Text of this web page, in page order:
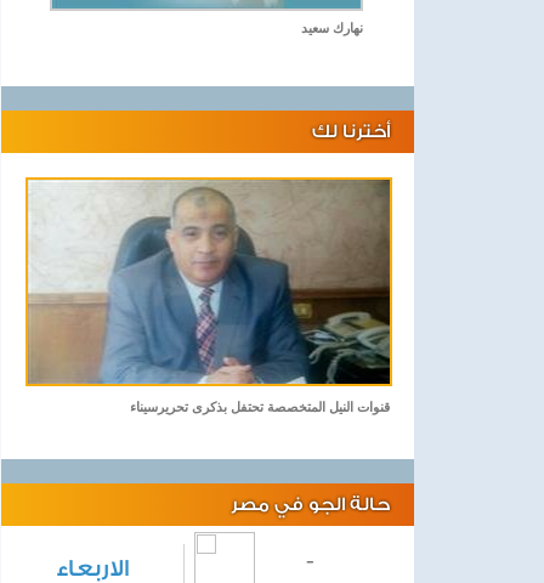
نهارك سعيد
أخترنا لك
قنوات النيل المتخصصة تحتفل بذكرى تحريرسيناء
حالة الجو في مصر
الاربعاء -